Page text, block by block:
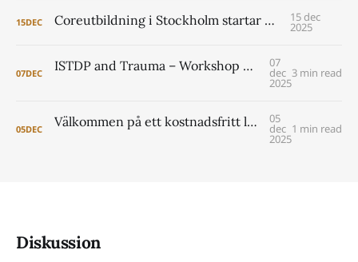
15DEC Coreutbildning i Stockholm startar 2026 15 dec
2025
07DEC ISTDP and Trauma – Workshop with Jonathan Entis and Peter Lilliengren 07
dec
2025
3 min read
05DEC Välkommen på ett kostnadsfritt lunchseminarium om coreutbildningen i Lund 2026- 2029 05
dec
2025
1 min read
Diskussion